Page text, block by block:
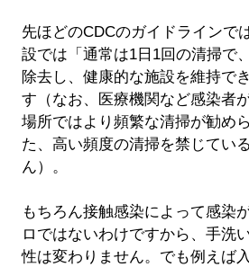
先ほどのCDCのガイドラインで
設では「通常は1日1回の清掃で
除去し、健康的な施設を維持で
す（なお、医療機関など感染者
場所ではより頻繁な清掃が勧め
た、高い頻度の清掃を禁じてい
ん）。
もちろん接触感染によって感染
ロではないわけですから、手洗
性は変わりません。でも例えば